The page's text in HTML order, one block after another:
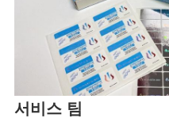
서비스 팀